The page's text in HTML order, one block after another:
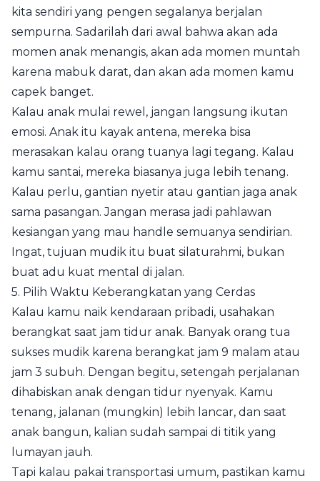
kita sendiri yang pengen segalanya berjalan
sempurna. Sadarilah dari awal bahwa akan ada
momen anak menangis, akan ada momen muntah
karena mabuk darat, dan akan ada momen kamu
capek banget.
Kalau anak mulai rewel, jangan langsung ikutan
emosi. Anak itu kayak antena, mereka bisa
merasakan kalau orang tuanya lagi tegang. Kalau
kamu santai, mereka biasanya juga lebih tenang.
Kalau perlu, gantian nyetir atau gantian jaga anak
sama pasangan. Jangan merasa jadi pahlawan
kesiangan yang mau handle semuanya sendirian.
Ingat, tujuan mudik itu buat silaturahmi, bukan
buat adu kuat mental di jalan.
5. Pilih Waktu Keberangkatan yang Cerdas
Kalau kamu naik kendaraan pribadi, usahakan
berangkat saat jam tidur anak. Banyak orang tua
sukses mudik karena berangkat jam 9 malam atau
jam 3 subuh. Dengan begitu, setengah perjalanan
dihabiskan anak dengan tidur nyenyak. Kamu
tenang, jalanan (mungkin) lebih lancar, dan saat
anak bangun, kalian sudah sampai di titik yang
lumayan jauh.
Tapi kalau pakai transportasi umum, pastikan kamu